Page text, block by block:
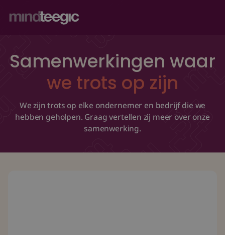
Referenties
Samenwerkingen waar
we trots op zijn
We zijn trots op elke ondernemer en bedrijf die we
hebben geholpen. Graag vertellen zij meer over onze
samenwerking.